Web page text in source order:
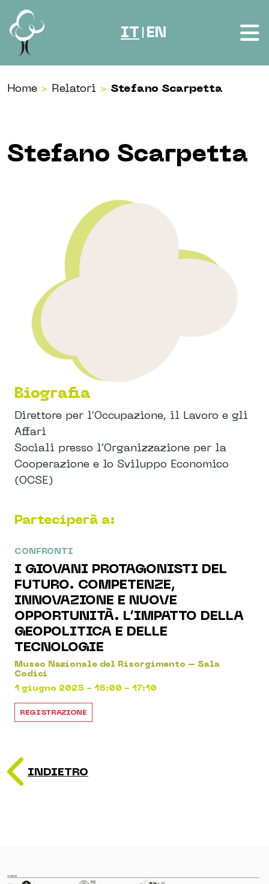
Vai al contenuto
IT EN
Home > Relatori > Stefano Scarpetta
Stefano Scarpetta
Biografia
Direttore per l’Occupazione, il Lavoro e gli
Affari
Sociali presso l’Organizzazione per la
Cooperazione e lo Sviluppo Economico
(OCSE)
Parteciperà a:
CONFRONTI
I GIOVANI PROTAGONISTI DEL
FUTURO. COMPETENZE,
INNOVAZIONE E NUOVE
OPPORTUNITÀ. L’IMPATTO DELLA
GEOPOLITICA E DELLE
TECNOLOGIE
Museo Nazionale del Risorgimento – Sala
Codici
1 giugno 2025 - 16:00 - 17:10
REGISTRAZIONE
INDIETRO